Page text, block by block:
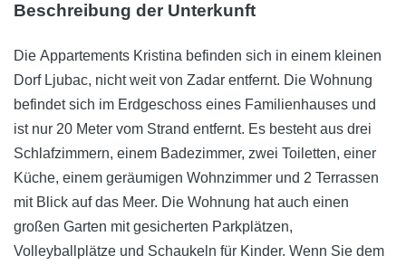
Beschreibung der Unterkunft
Die Appartements Kristina befinden sich in einem kleinen
Dorf Ljubac, nicht weit von Zadar entfernt. Die Wohnung
befindet sich im Erdgeschoss eines Familienhauses und
ist nur 20 Meter vom Strand entfernt. Es besteht aus drei
Schlafzimmern, einem Badezimmer, zwei Toiletten, einer
Küche, einem geräumigen Wohnzimmer und 2 Terrassen
mit Blick auf das Meer. Die Wohnung hat auch einen
großen Garten mit gesicherten Parkplätzen,
Volleyballplätze und Schaukeln für Kinder. Wenn Sie dem